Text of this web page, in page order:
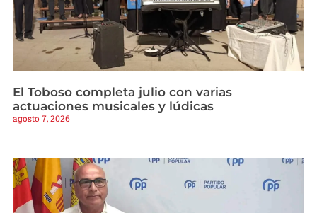
El Toboso completa julio con varias
actuaciones musicales y lúdicas
agosto 7, 2026